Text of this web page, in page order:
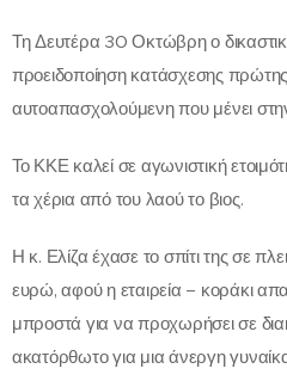
Τη Δευτέρα 30 Οκτώβρη ο
προειδοποίηση κατάσχεσης
αυτοαπασχολούμενη που μένει
Το ΚΚΕ καλεί σε αγωνιστική
τα χέρια από του λαού το βιος.
Η κ. Ελίζα έχασε το σπίτι της σε
ευρώ, αφού η εταιρεία – κοράκι
μπροστά για να προχωρήσει σε
ακατόρθωτο για μια άνεργη